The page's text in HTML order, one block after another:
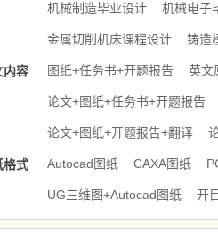
机械制造毕业设计 机械电子
金属切削机床课程设计 铸造
内容 图纸+任务书+开题报告 英文
论文+图纸+任务书+开题报告
论文+图纸+开题报告+翻译
格式 Autocad图纸 CAXA图纸
UG三维图+Autocad图纸 开